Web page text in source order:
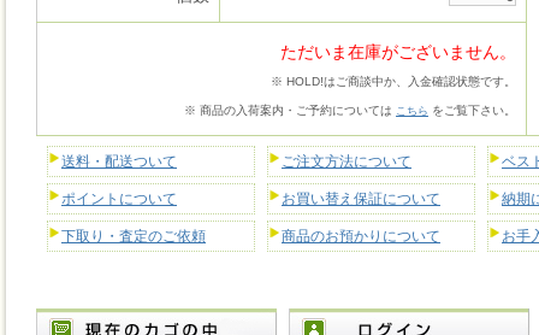
ただいま在庫がございません。
※ HOLD!はご商談中か、入金確認状態です。
※ 商品の入荷案内・ご予約については こちら をご覧下さい。
送料・配送ついて ご注文方法について ベス
ポイントについて お買い替え保証について 納期
下取り・査定のご依頼 商品のお預かりについて お手